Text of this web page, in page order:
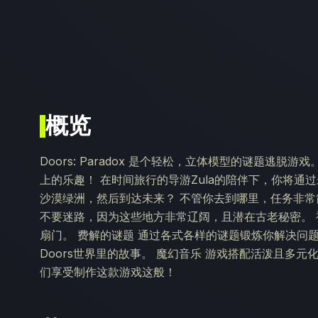
概览
Doors: Paradox 是个轻松，立体模型的谜题逃脱游戏
上的乐趣！ 在时间旅行的导游Zula的陪伴下，你将通
沙漠绿洲，然后到达未来？ 不管你去到哪里，任务非
不要迷路，因为这些地方非常辽阔，且潜在古老秘密
扇门。 费解的谜题 通过各式各样的谜题锻炼你解决问
Doors世界里的故事。 魔幻音乐 游戏搭配活泼且多元
们享受制作这款游戏这般！